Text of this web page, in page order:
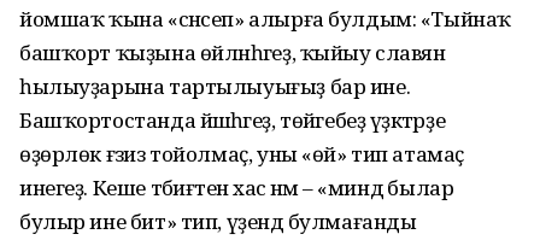
йомшаҡ ҡына «сәнсеп» алырға булдым: «Тыйнаҡ
башҡорт ҡыҙына өйләнһәгеҙ, ҡыйыу славян
һылыуҙарына тартылыуығыҙ бар ине.
Башҡортостанда йәшәһәгеҙ, төйәгебеҙ үҙәктәрҙе
өҙөрлөк ғәзиз тойолмаҫ, уны «өй» тип атамаҫ
инегеҙ. Кеше тәбиғәтенә хас нәмә – «миндә былар
булыр ине бит» тип, үҙендә булмағанды